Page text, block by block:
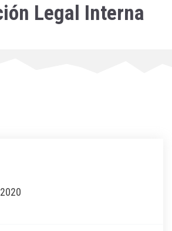
Legal Interna